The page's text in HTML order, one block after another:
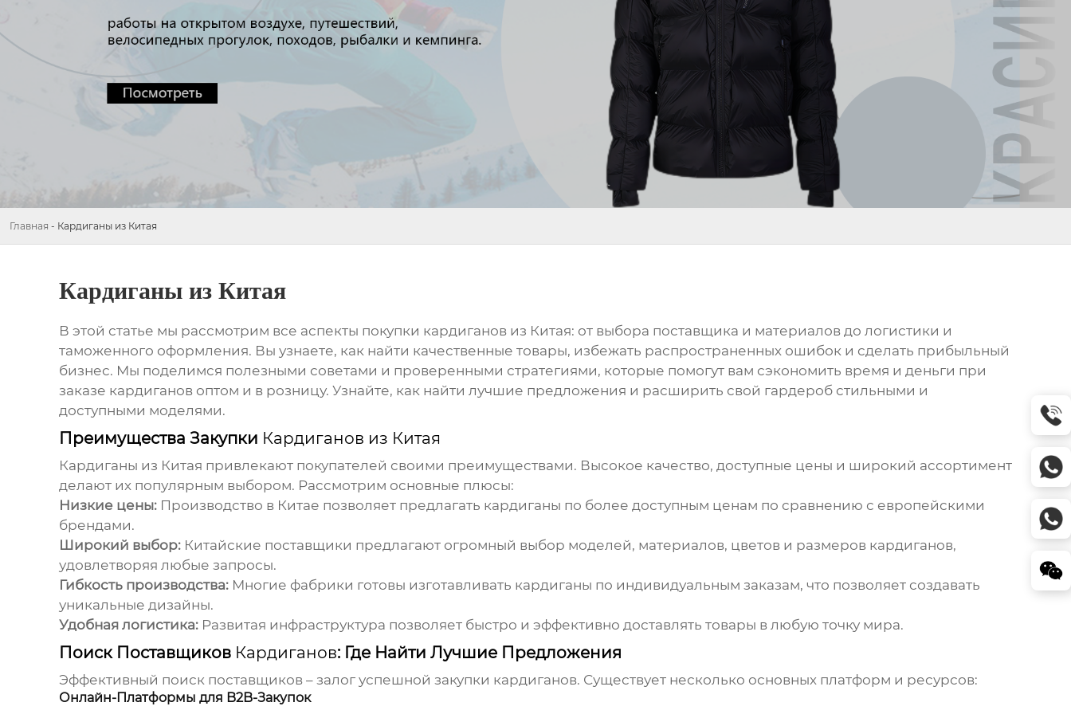
Главная - Кардиганы из Китая
Кардиганы из Китая
В этой статье мы рассмотрим все аспекты покупки кардиганов из Китая: от выбора поставщика и материалов до логистики и
таможенного оформления. Вы узнаете, как найти качественные товары, избежать распространенных ошибок и сделать прибыльный
бизнес. Мы поделимся полезными советами и проверенными стратегиями, которые помогут вам сэкономить время и деньги при
заказе кардигановоптом и в розницу. Узнайте, как найти лучшие предложения и расширить свой гардероб стильными и
доступными моделями.
Преимущества Закупки Кардиганов из Китая
Кардиганы из Китая привлекают покупателей своими преимуществами. Высокое качество, доступные цены и широкий ассортимент
делают их популярным выбором. Рассмотрим основные плюсы:
Низкие цены:Производство в Китае позволяет предлагать кардиганы по более доступным ценам по сравнению с европейскими
брендами.
Широкий выбор:Китайские поставщики предлагают огромный выбор моделей, материалов, цветов и размеров кардиганов,
удовлетворяя любые запросы.
Гибкость производства:Многие фабрики готовы изготавливать кардиганы по индивидуальным заказам, что позволяет создавать
уникальные дизайны.
Удобная логистика:Развитая инфраструктура позволяет быстро и эффективно доставлять товары в любую точку мира.
Поиск Поставщиков Кардиганов: Где Найти Лучшие Предложения
Эффективный поиск поставщиков – залог успешной закупки кардиганов. Существует несколько основных платформ и ресурсов:
Онлайн-Платформы для B2B-Закупок